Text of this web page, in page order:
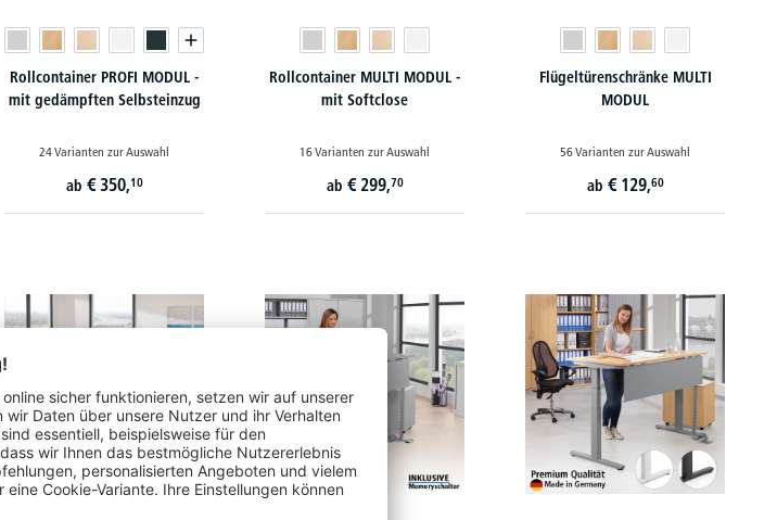
Rollcontainer PROFI MODUL -
mit gedämpften Selbsteinzug
24 Varianten zur Auswahl
ab € 350,10
Rollcontainer MULTI MODUL -
mit Softclose
16 Varianten zur Auswahl
ab € 299,70
Flügeltürenschränke MULTI
MODUL
56 Varianten zur Auswahl
ab € 129,60